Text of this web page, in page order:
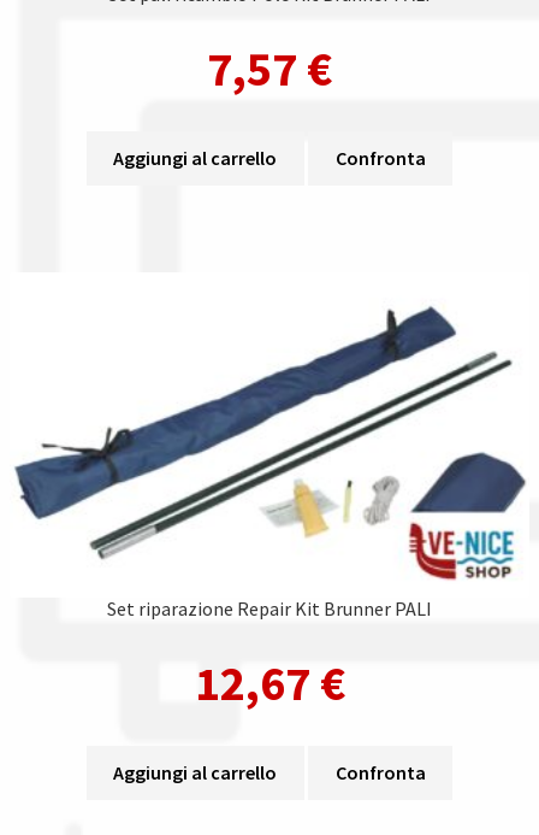
7,57 €
Aggiungi al carrello Confronta
Set riparazione Repair Kit Brunner PALI
12,67 €
Aggiungi al carrello Confronta